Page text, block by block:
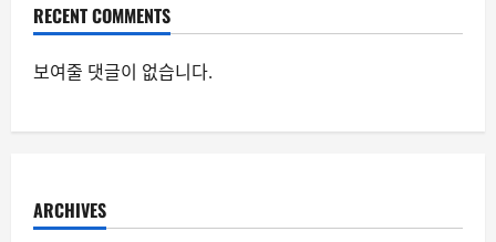
RECENT COMMENTS
보여줄 댓글이 없습니다.
ARCHIVES